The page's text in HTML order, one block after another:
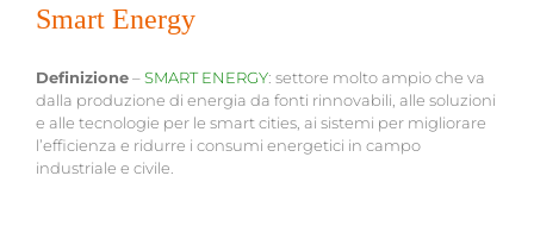
Smart Energy
Definizione – SMART ENERGY: settore molto ampio che va
dalla produzione di energia da fonti rinnovabili, alle soluzioni
e alle tecnologie per le smart cities, ai sistemi per migliorare
l’efficienza e ridurre i consumi energetici in campo
industriale e civile.